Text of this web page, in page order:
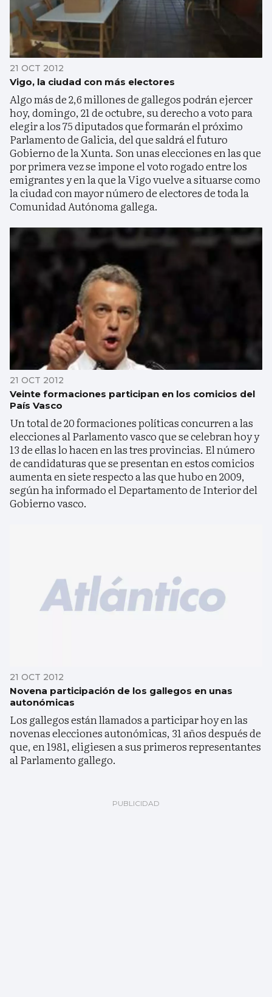
21 OCT 2012
Vigo, la ciudad con más electores
Algo más de 2,6 millones de gallegos podrán ejercer
hoy, domingo, 21 de octubre, su derecho a voto para
elegir a los 75 diputados que formarán el próximo
Parlamento de Galicia, del que saldrá el futuro
Gobierno de la Xunta. Son unas elecciones en las que
por primera vez se impone el voto rogado entre los
emigrantes y en la que la Vigo vuelve a situarse como
la ciudad con mayor número de electores de toda la
Comunidad Autónoma gallega.
21 OCT 2012
Veinte formaciones participan en los comicios del
País Vasco
Un total de 20 formaciones políticas concurren a las
elecciones al Parlamento vasco que se celebran hoy y
13 de ellas lo hacen en las tres provincias. El número
de candidaturas que se presentan en estos comicios
aumenta en siete respecto a las que hubo en 2009,
según ha informado el Departamento de Interior del
Gobierno vasco.
21 OCT 2012
Novena participación de los gallegos en unas
autonómicas
Los gallegos están llamados a participar hoy en las
novenas elecciones autonómicas, 31 años después de
que, en 1981, eligiesen a sus primeros representantes
al Parlamento gallego.